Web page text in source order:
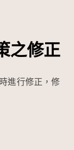
之修正
進行修正，修